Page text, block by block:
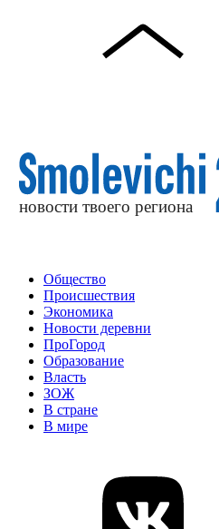
Общество
Происшествия
Экономика
Новости деревни
ПроГород
Образование
Власть
ЗОЖ
В стране
В мире